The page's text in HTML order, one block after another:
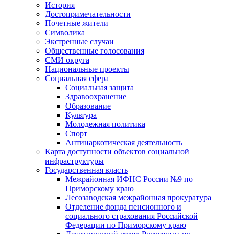
История
Достопримечательности
Почетные жители
Символика
Экстренные случаи
Общественные голосования
СМИ округа
Национальные проекты
Социальная сфера
Социальная защита
Здравоохранение
Образование
Культура
Молодежная политика
Спорт
Антинаркотическая деятельность
Карта доступности объектов социальной
инфраструктуры
Государственная власть
Межрайонная ИФНС России №9 по
Приморскому краю
Лесозаводская межрайонная прокуратура
Отделение фонда пенсионного и
социального страхования Российской
Федерации по Приморскому краю